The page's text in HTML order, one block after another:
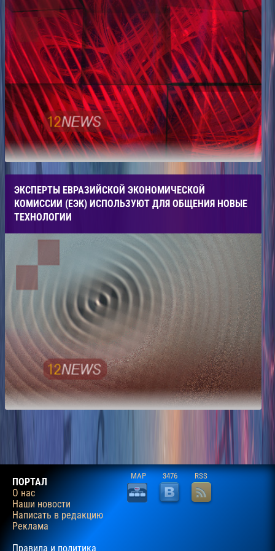
ЭКСПЕРТЫ ЕВРАЗИЙСКОЙ ЭКОНОМИЧЕСКОЙ
КОМИССИИ (ЕЭК) ИСПОЛЬЗУЮТ ДЛЯ ОБЩЕНИЯ НОВЫЕ
ТЕХНОЛОГИИ
ПОРТАЛ
О нас
Наши новости
Написать в редакцию
Реклама
Правила и политика
MAP 3476 RSS